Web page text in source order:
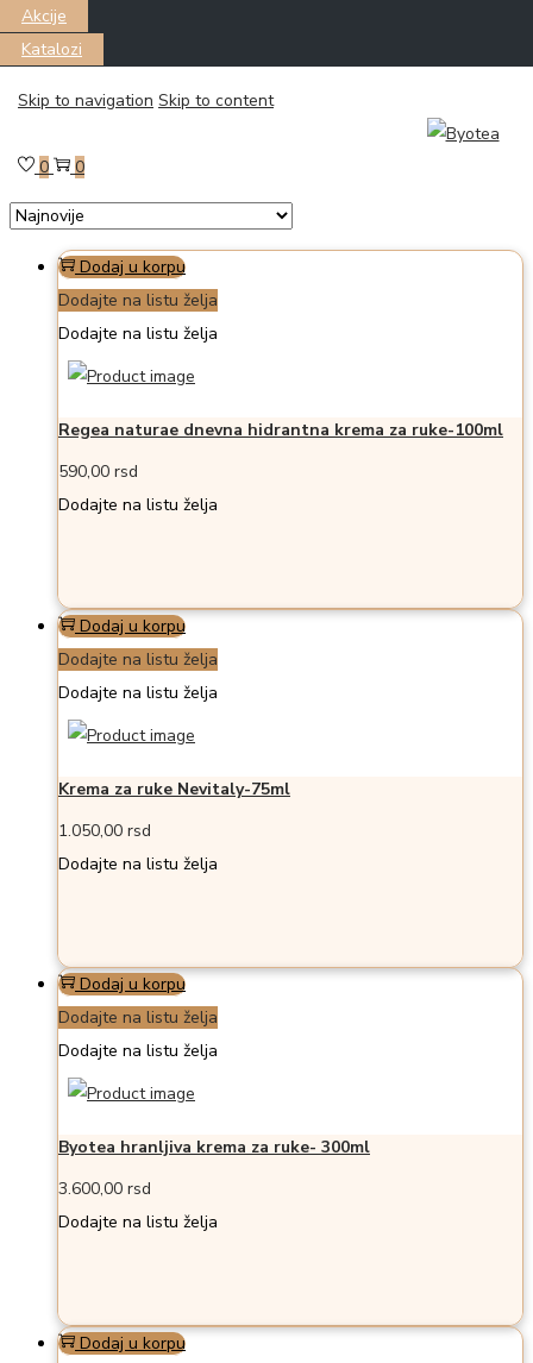
Akcije
Katalozi
Skip to navigation Skip to content
0 0
Filter
Prikazano all 4 proizvoda
Dodaj u korpu
Dodajte na listu želja
Dodajte na listu želja
Regea naturae dnevna hidrantna krema za ruke-100ml
590,00 rsd
Dodajte na listu želja
Dodaj u korpu
Dodajte na listu želja
Dodajte na listu želja
Krema za ruke Nevitaly-75ml
1.050,00 rsd
Dodajte na listu želja
Dodaj u korpu
Dodajte na listu želja
Dodajte na listu želja
Byotea hranljiva krema za ruke- 300ml
3.600,00 rsd
Dodajte na listu želja
Dodaj u korpu